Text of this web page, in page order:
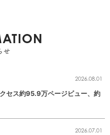
せ
2026.08.01
セス約95.9万ページビュー、約
2026.07.01